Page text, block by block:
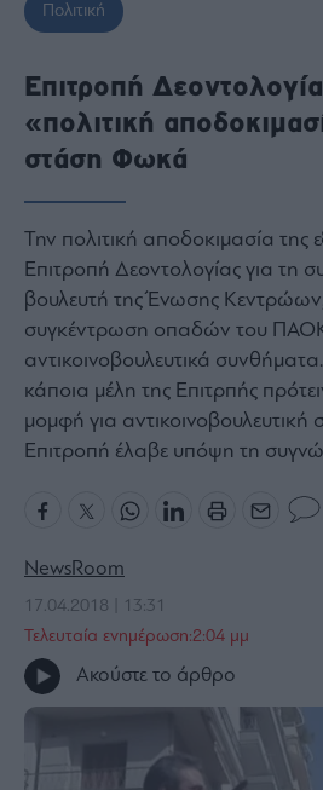
Ναυτιλία
Estate
Ενέργεια
Πολιτική
Bloomberg
Financial
Times
The
Room
My
Story
Media
Winners
&
Πολιτική
Επιτροπή
«πολιτική
στάση Φωκά
Την πολιτική αποδοκιμασία
Επιτροπή Δεοντολογίας για τη
βουλευτή της Ένωσης
συγκέντρωση οπαδών του
αντικοινοβουλευτικά
κάποια μέλη της Επιτρπής
μομφή για αντικοινοβουλευτική
Επιτροπή έλαβε υπόψη τη
NewsRoom
17.04.2018 | 13:31
Τελευταία ενημέρωση:2:04 μμ
Ακούστε το άρθρο